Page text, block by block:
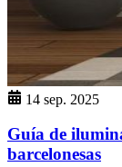
14 sep. 2025
Guía de
barcelonesas